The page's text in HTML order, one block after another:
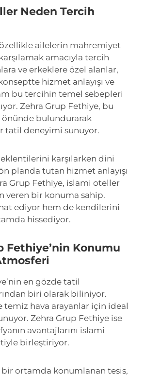
Neden Tercih
ailelerin mahremiyet
amacıyla tercih
ve erkeklere özel alanlar,
hizmet anlayışı ve
bu tercihin temel sebepleri
Zehra Grup Fethiye, bu
önünde bulundurarak
tatil deneyimi sunuyor.
karşılarken dini
planda tutan hizmet anlayışı
Grup Fethiye, islami oteller
veren bir konuma sahip.
ediyor hem de kendilerini
hissediyor.
Fethiye’nin Konumu
en gözde tatil
biri olarak biliniyor.
temiz hava arayanlar için ideal
Zehra Grup Fethiye ise
avantajlarını islami
birleştiriyor.
bir ortamda konumlanan tesis,